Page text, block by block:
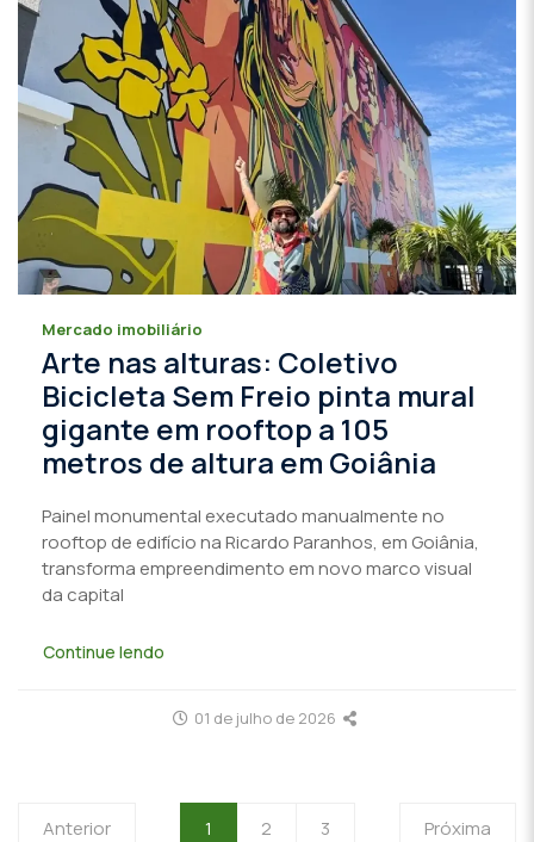
Mercado imobiliário
Arte nas alturas: Coletivo
Bicicleta Sem Freio pinta mural
gigante em rooftop a 105
metros de altura em Goiânia
Painel monumental executado manualmente no
rooftop de edifício na Ricardo Paranhos, em Goiânia,
transforma empreendimento em novo marco visual
da capital
Continue lendo
01 de julho de 2026
Anterior 1 2 3 Próxima